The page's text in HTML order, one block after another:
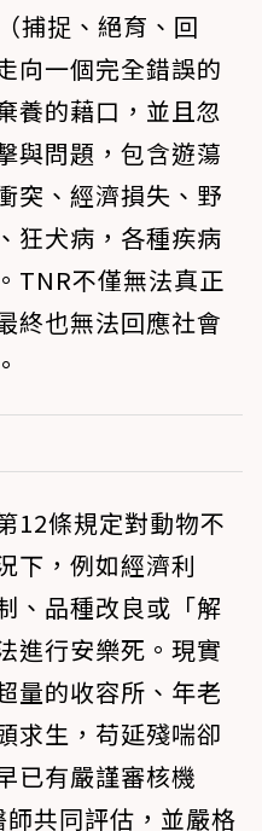
捕捉、絕育、回
向一個完全錯誤的
養的藉口，並且忽
與問題，包含遊蕩
突、經濟損失、野
狂犬病，各種疾病
TNR不僅無法真正
終也無法回應社會
12條規定對動物不
下，例如經濟利
、品種改良或「解
進行安樂死。現實
量的收容所、年老
求生，苟延殘喘卻
已有嚴謹審核機
共同評估，並嚴格